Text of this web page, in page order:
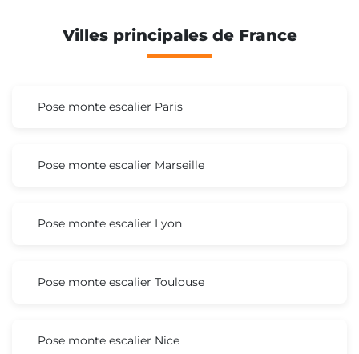
Villes principales de France
Pose monte escalier Paris
Pose monte escalier Marseille
Pose monte escalier Lyon
Pose monte escalier Toulouse
Pose monte escalier Nice